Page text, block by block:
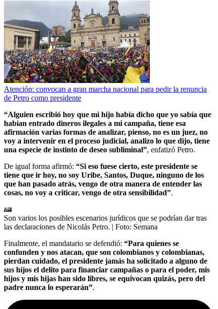
Atención: convocan a gran marcha nacional para pedir la renuncia
de Petro como presidente
“Alguien escribió hoy que mi hijo había dicho que yo sabía que
habían entrado dineros ilegales a mi campaña, tiene esa
afirmación varias formas de analizar, pienso, no es un juez, no
voy a intervenir en el proceso judicial, analizo lo que dijo, tiene
una especie de instinto de deseo subliminal”, enfatizó Petro.
De igual forma afirmó: “Si eso fuese cierto, este presidente se
tiene que ir hoy, no soy Uribe, Santos, Duque, ninguno de los
que han pasado atrás, vengo de otra manera de entender las
cosas, no voy a criticar, vengo de otra sensibilidad”.
Son varios los posibles escenarios jurídicos que se podrían dar tras
las declaraciones de Nicolás Petro. | Foto: Semana
Finalmente, el mandatario se defendió: “Para quienes se
confunden y nos atacan, que son colombianos y colombianas,
pierdan cuidado, el presidente jamás ha solicitado a alguno de
sus hijos el delito para financiar campañas o para el poder, mis
hijos y mis hijas han sido libres, se equivocan quizás, pero del
padre nunca lo esperarán”.